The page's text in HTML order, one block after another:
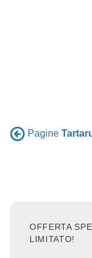
Pagine
OFFERTA
LIMITATO!